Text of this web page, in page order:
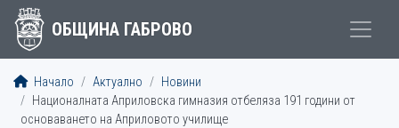
ОБЩИНА ГАБРОВО
Начало Актуално
Новини
Националната Априловска гимназия отбеляза 191 години от
основаването на Априловото училище